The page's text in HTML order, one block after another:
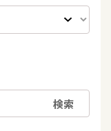
検索